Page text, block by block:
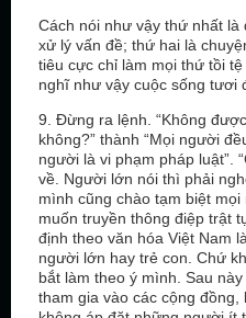
Cách nói như vậy thứ nhất
xử lý vấn đề; thứ hai là
tiêu cực chỉ làm mọi thứ tồi
nghĩ như vậy cuộc sống tươi
9. Đừng ra lệnh. “Không
không?” thành “Mọi người
người là vi phạm pháp luật”.
về. Người lớn nói thì phải
mình cũng chào tạm biệt
muốn truyền thông điệp trật
định theo văn hóa Việt Nam
người lớn hay trẻ con. Chứ
bắt làm theo ý mình. Sau
tham gia vào các cộng